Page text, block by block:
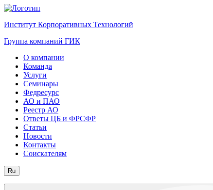
Институт Корпоративных Технологий
Группа компаний ГИК
О компании
Команда
Услуги
Семинары
Федресурс
АО и ПАО
Реестр АО
Ответы ЦБ и ФРСФР
Статьи
Новости
Контакты
Соискателям
Ru